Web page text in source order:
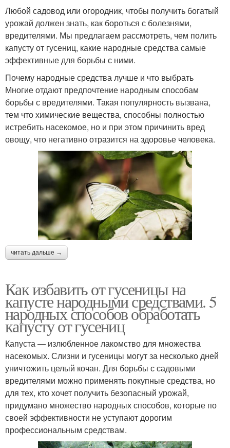
Любой садовод или огородник, чтобы получить богатый
урожай должен знать, как бороться с болезнями,
вредителями. Мы предлагаем рассмотреть, чем полить
капусту от гусениц, какие народные средства самые
эффективные для борьбы с ними.
Почему народные средства лучше и что выбрать
Многие отдают предпочтение народным способам
борьбы с вредителями. Такая популярность вызвана,
тем что химические вещества, способны полностью
истребить насекомое, но и при этом причинить вред
овощу, что негативно отразится на здоровье человека.
читать дальше →
Как избавить от гусеницы на
капусте народными средствами. 5
народных способов обработать
капусту от гусениц
Капуста — излюбленное лакомство для множества
насекомых. Слизни и гусеницы могут за несколько дней
уничтожить целый кочан. Для борьбы с садовыми
вредителями можно применять покупные средства, но
для тех, кто хочет получить безопасный урожай,
придумано множество народных способов, которые по
своей эффективности не уступают дорогим
профессиональным средствам.